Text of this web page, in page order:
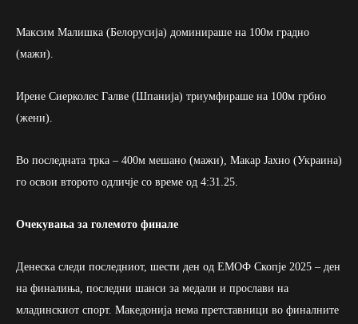
Максим Малишка (Белорусија) доминираше на 100м градно
(мажи).
Ирене Сиерколес Галве (Шпанија) триумфираше на 100м грбно
(жени).
Во последната трка – 400м мешано (мажи), Макар Јахно (Украина)
го освои второто одличје со време од 4:31.25.
Очекувања за големото финале
Денеска следи последниот, шести ден од ЕМОФ Скопје 2025 – ден
на финалиња, последни шанси за медали и прослави на
младинскиот спорт. Македонија нема претставници во финалните